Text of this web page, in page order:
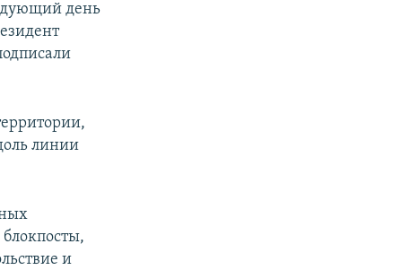
день
линии
и